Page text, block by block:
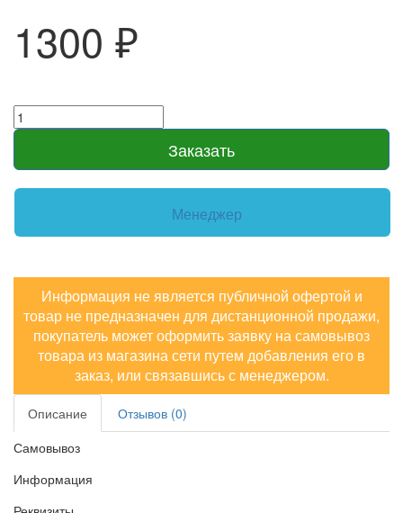
1300 ₽
Заказать
Менеджер
Информация не является публичной офертой и
товар не предназначен для дистанционной продажи,
покупатель может оформить заявку на самовывоз
товара из магазина сети путем добавления его в
заказ, или связавшись с менеджером.
Описание
Отзывов (0)
Самовывоз
Информация